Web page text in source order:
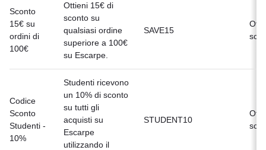
Sconto
15€ su
ordini di
100€
Ottieni 15€ di
sconto su
qualsiasi ordine
superiore a 100€
su Escarpe.
SAVE15
Codice
Sconto
Studenti -
10%
Studenti ricevono
un 10% di sconto
su tutti gli
acquisti su
Escarpe
utilizzando il
STUDENT10